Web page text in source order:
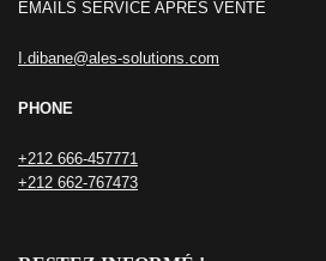
EMAILS SERVICE APRES VENTE
I.dibane@ales-solutions.com
PHONE
+212 666-457771
+212 662-767473